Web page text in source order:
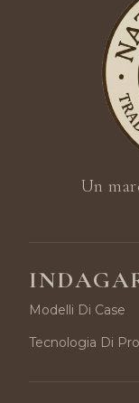
Un
Modelli Di Case
Tecnologia Di